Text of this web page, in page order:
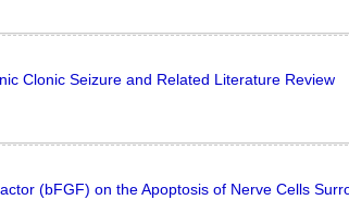
Clonic Seizure and Related Literature Review
(bFGF) on the Apoptosis of Nerve Cells